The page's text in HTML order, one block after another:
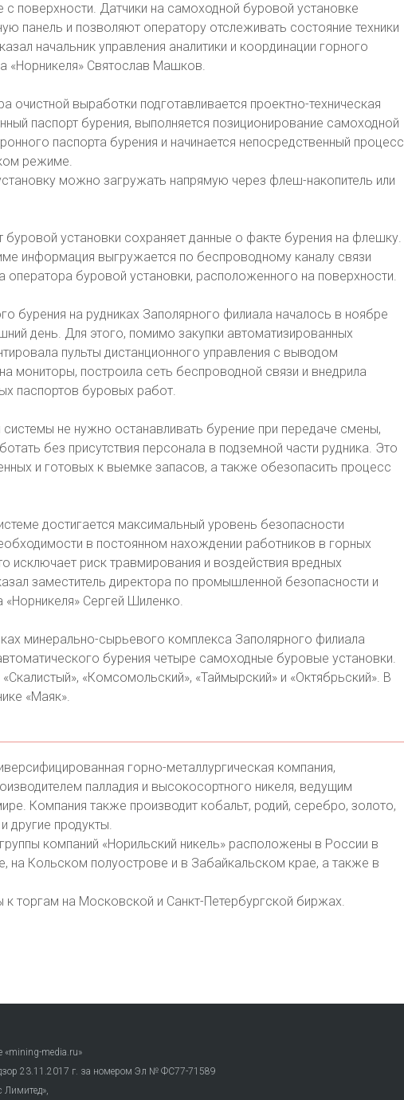
поверхности. Датчики на самоходной буровой установке
панель и позволяют оператору отслеживать состояние техники
начальник управления аналитики и координации горного
«Норникеля» Святослав Машков.
очистной выработки подготавливается проектно-техническая
паспорт бурения, выполняется позиционирование самоходной
паспорта бурения и начинается непосредственный процесс
режиме.
можно загружать напрямую через флеш-накопитель или
установки сохраняет данные о факте бурения на флешку.
информация выгружается по беспроводному каналу связи
оператора буровой установки, расположенного на поверхности.
бурения на рудниках Заполярного филиала началось в ноябре
день. Для этого, помимо закупки автоматизированных
пульты дистанционного управления с выводом
мониторы, построила сеть беспроводной связи и внедрила
паспортов буровых работ.
не нужно останавливать бурение при передаче смены,
без присутствия персонала в подземной части рудника. Это
и готовых к выемке запасов, а также обезопасить процесс
достигается максимальный уровень безопасности
в постоянном нахождении работников в горных
исключает риск травмирования и воздействия вредных
заместитель директора по промышленной безопасности и
Сергей Шиленко.
минерально-сырьевого комплекса Заполярного филиала
бурения четыре самоходные буровые установки.
«Комсомольский», «Таймырский» и «Октябрьский». В
«Маяк».
горно-металлургическая компания,
палладия и высокосортного никеля, ведущим
Компания также производит кобальт, родий, серебро, золото,
другие продукты.
компаний «Норильский никель» расположены в России в
Кольском полуострове и в Забайкальском крае, а также в
торгам на Московской и Санкт-Петербургской биржах.
«mining-media.ru»
23.11.2017 г. за номером Эл № ФС77-71589